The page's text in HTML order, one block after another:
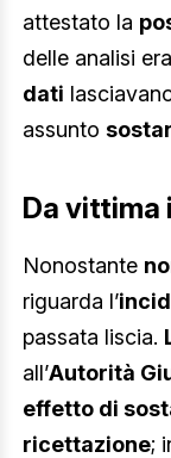
attestato la
delle analisi
dati
assunto
Da vittima
Nonostante
riguarda l’
passata liscia.
all’Autorità
effetto di
ricettazione;